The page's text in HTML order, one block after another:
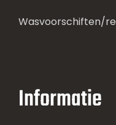
Wasvoorschiften/
Informatie